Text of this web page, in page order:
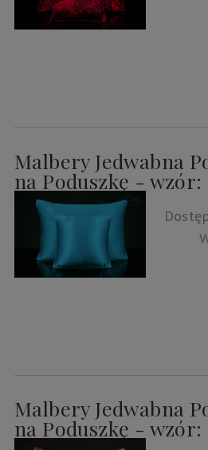
Malbery Jedwabna
na Poduszkę - wzór:
Malbery Jedwabna
na Poduszkę -